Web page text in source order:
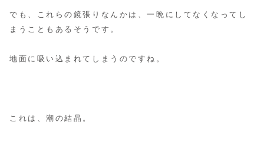
でも、これらの鏡張りなんかは、一晩にしてなくなってし
まうこともあるそうです。
地面に吸い込まれてしまうのですね。
これは、潮の結晶。